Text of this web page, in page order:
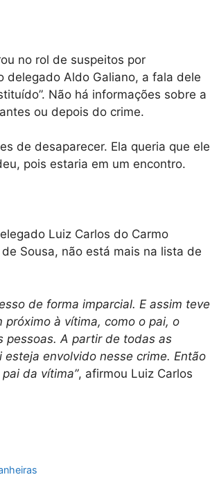
no rol de suspeitos por
delegado Aldo Galiano, a fala dele
Não há informações sobre a
ou depois do crime.
de desaparecer. Ela queria que ele
pois estaria em um encontro.
Luiz Carlos do Carmo
Sousa, não está mais na lista de
de forma imparcial. E assim teve
à vítima, como o pai, o
pessoas. A partir de todas as
envolvido nesse crime. Então
da vítima”, afirmou Luiz Carlos